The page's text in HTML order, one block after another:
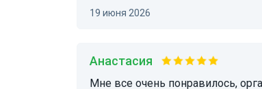
19 июня 2026
Анастасия
мне все очень понравилось, организовано идеально , красивые виды достаточное время